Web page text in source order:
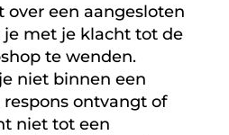
over een aangesloten
met je klacht tot de
te wenden.
niet binnen een
ontvangt of
niet tot een